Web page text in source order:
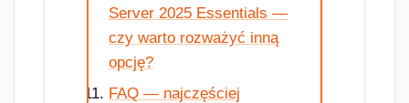
Server 2025 Essentials —
czy warto rozważyć inną
opcję?
FAQ — najczęściej